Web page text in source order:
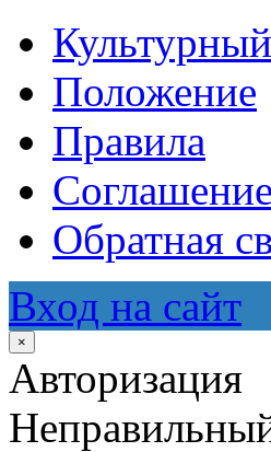
Положение
Правила
Соглашение
Обратная
Вход на сайт
×
Авторизация